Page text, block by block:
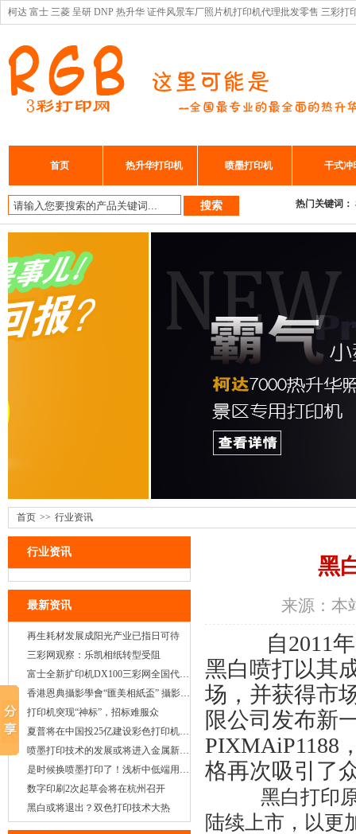
柯达 富士 三菱 呈研 DNP 热升华 证件风景车厂照片机打印机代理批发零售 三彩打
首页 热升华打印机 喷墨打印机 干式冲
搜索 热门关键词：
首页 >> 行业资讯
行业资讯
最新资讯
再生耗材发展成阳光产业已指日可待
三彩网观察：乐凯相纸转型受阻
打印机突现“神标”，招标难服众
数字印刷2次起草会将在杭州召开
黑白或将退出？双色打印技术大热
黑
来源：本
自2011年爱
黑白喷打以其
场，并获得市
限公司发布新
PIXMAiP1188
格再次吸引了
黑白打印
陆续上市，以更